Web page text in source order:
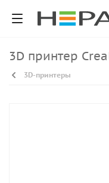
3D принтер
3D-принтеры